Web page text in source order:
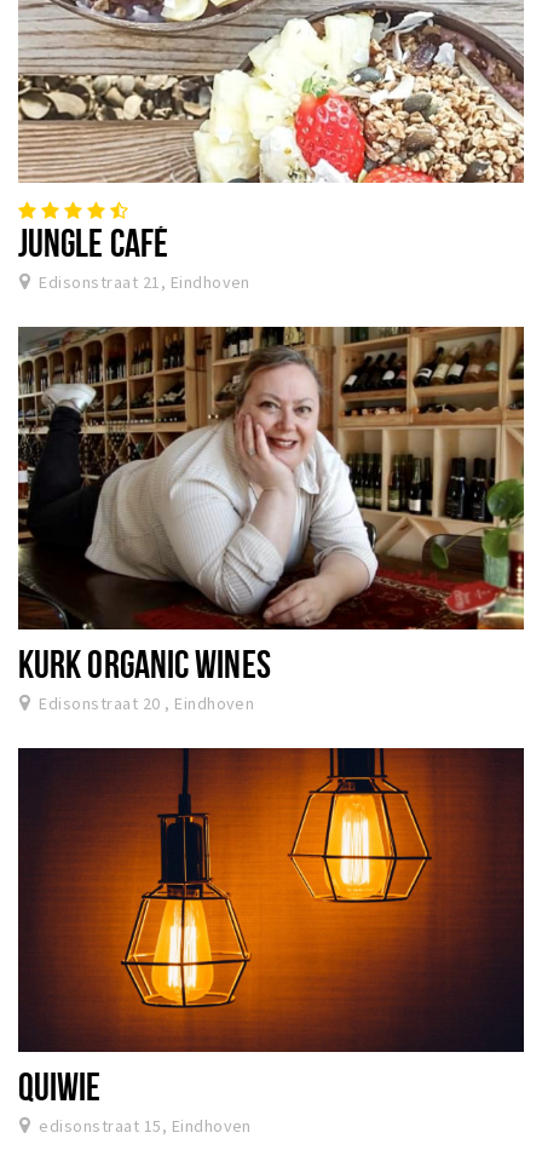
JUNGLE CAFÉ
Edisonstraat 21, Eindhoven
KURK ORGANIC WINES
Edisonstraat 20 , Eindhoven
QUIWIE
edisonstraat 15, Eindhoven